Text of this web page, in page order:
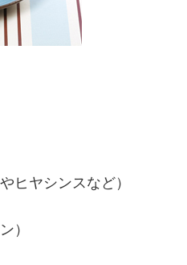
ヤシンスなど）
）